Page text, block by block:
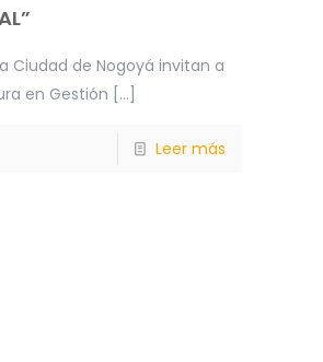
Ciudad de Nogoyá invitan a
en Gestión […]
Leer más